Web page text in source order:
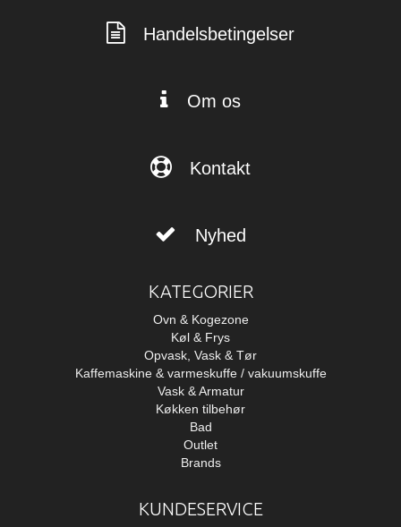
Handelsbetingelser
Om os
Kontakt
Nyhed
KATEGORIER
Ovn & Kogezone
Køl & Frys
Opvask, Vask & Tør
Kaffemaskine & varmeskuffe / vakuumskuffe
Vask & Armatur
Køkken tilbehør
Bad
Outlet
Brands
KUNDESERVICE